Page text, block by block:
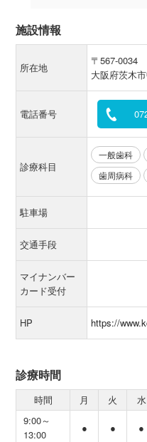
施設情報
所在地
〒567-0034
大阪府茨木
電話番号
診療科目
一般歯科
歯周病科
駐車場
交通手段
マイナンバー
カード受付
HP https://
診療時間
時間 月 火 水
9:00～
13:00
● ● ●